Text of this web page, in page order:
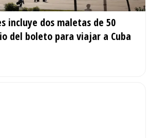
incluye dos maletas de 50
del boleto para viajar a Cuba